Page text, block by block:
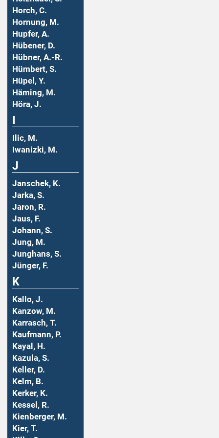
Horch, C.
Hornung, M.
Hupfer, A.
Hübener, D.
Hübner, A.-R.
Hümbert, S.
Hüpel, Y.
Häming, M.
Höra, J.
Ilic, M.
Iwanizki, M.
J
Janschek, K.
Jarka, S.
Jaron, R.
Jaus, F.
Johann, S.
Jung, M.
Junghans, S.
Jünger, F.
K
Kallo, J.
Kanzow, M.
Karrasch, T.
Kaufmann, P.
Kayal, H.
Kazula, S.
Keller, D.
Kelm, B.
Kerker, K.
Kessel, R.
Kienberger, M.
Kier, T.